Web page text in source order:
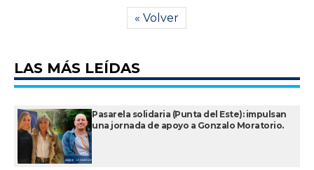
« Volver
LAS MÁS LEÍDAS
Pasarela solidaria (Punta del Este): impulsan
una jornada de apoyo a Gonzalo Moratorio.